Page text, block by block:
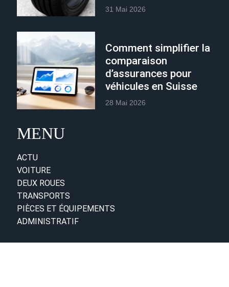
31 Mai 2026
Comment simplifier la
comparaison
d’assurances pour
véhicules en Suisse
28 Mai 2026
MENU
ACTU
VOITURE
DEUX ROUES
TRANSPORTS
PIÈCES ET ÉQUIPEMENTS
ADMINISTRATIF